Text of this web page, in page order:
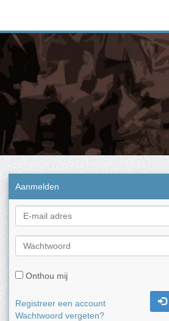
Aanmelden
Onthou mij
Registreer een account
Wachtwoord vergeten?